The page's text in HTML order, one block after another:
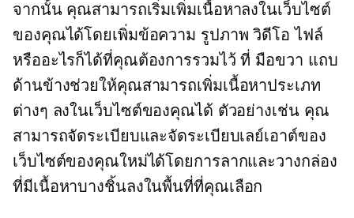
จากนั้น คุณสามารถเริ่มเพิ่มเนื้อหาลงในเว็บไซต์
ของคุณได้โดยเพิ่มข้อความ รูปภาพ วิดีโอ ไฟล์
หรืออะไรก็ได้ที่คุณต้องการรวมไว้ ที่ มือขวา แถบ
ด้านข้างช่วยให้คุณสามารถเพิ่มเนื้อหาประเภท
ต่างๆ ลงในเว็บไซต์ของคุณได้ ตัวอย่างเช่น คุณ
สามารถจัดระเบียบและจัดระเบียบเลย์เอาต์ของ
เว็บไซต์ของคุณใหม่ได้โดยการลากและวางกล่อง
ที่มีเนื้อหาบางชิ้นลงในพื้นที่ที่คุณเลือก